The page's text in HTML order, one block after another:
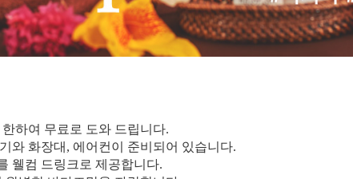
하여 무료로 도와 드립니다.
와 화장대, 에어컨이 준비되어 있습니다.
웰컴 드링크로 제공합니다.